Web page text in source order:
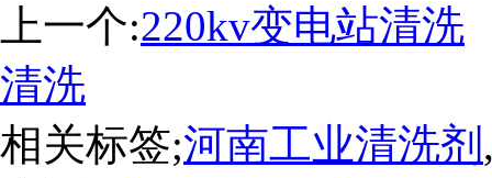
上一个:220kv变电站清洗
清洗
相关标签;河南工业清洗剂